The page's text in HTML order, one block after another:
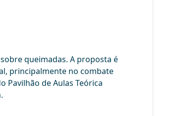
queimadas. A proposta é
principalmente no combate
Pavilhão de Aulas Teórica